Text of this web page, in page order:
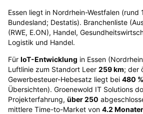
Essen liegt in Nordrhein-Westfalen (rund
Bundesland; Destatis). Branchenliste
(RWE, E.ON), Handel,
Logistik und Handel.
Für IoT-Entwicklung in Essen (
Luftlinie zum Standort Leer 259km; der
Gewerbesteuer-Hebesatz liegt bei 480
Übersichten). Groenewold IT Solutions
Projekterfahrung, über250
mittlere Time-to-Market von 4.2